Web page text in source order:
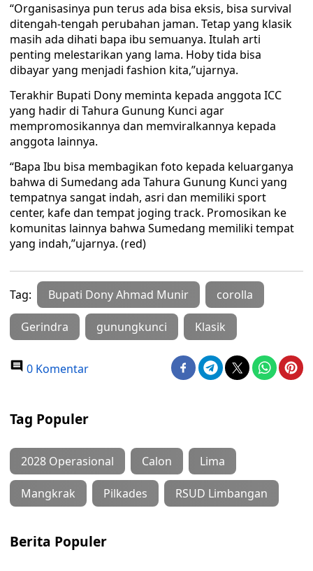
“Organisasinya pun terus ada bisa eksis, bisa survival
ditengah-tengah perubahan jaman. Tetap yang klasik
masih ada dihati bapa ibu semuanya. Itulah arti
penting melestarikan yang lama. Hoby tida bisa
dibayar yang menjadi fashion kita,”ujarnya.
Terakhir Bupati Dony meminta kepada anggota ICC
yang hadir di Tahura Gunung Kunci agar
mempromosikannya dan memviralkannya kepada
anggota lainnya.
“Bapa Ibu bisa membagikan foto kepada keluarganya
bahwa di Sumedang ada Tahura Gunung Kunci yang
tempatnya sangat indah, asri dan memiliki sport
center, kafe dan tempat joging track. Promosikan ke
komunitas lainnya bahwa Sumedang memiliki tempat
yang indah,”ujarnya. (red)
Tag: Bupati Dony Ahmad Munir corolla
Gerindra gunungkunci Klasik
0 Komentar
Tag Populer
2028 Operasional Calon Lima
Mangkrak Pilkades RSUD Limbangan
Berita Populer